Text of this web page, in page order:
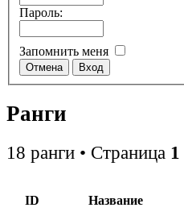
Пароль:
Запомнить меня
Ранги
18 ранги • Страница 1
ID Название